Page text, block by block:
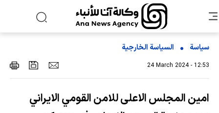
سياسة السیاسة الخارجیة
24 March 2024 - 12:53
امين المجلس الاعلى للامن القومي الايراني